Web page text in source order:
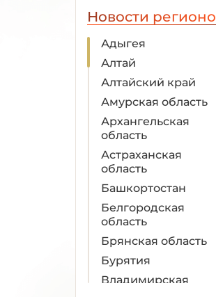
Новости
Адыгея
Алтай
Алтайский край
Амурская область
Архангельская
область
Астраханская
область
Башкортостан
Белгородская
область
Брянская область
Бурятия
Владимирская